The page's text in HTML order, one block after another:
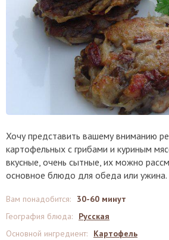
Хочу представить вашему вниманию
картофельных с грибами и куриным
вкусные, очень сытные, их можно
основное блюдо для обеда или ужина.
Вам понадобится:
30-60 минут
География блюда:
Русская
Основной ингредиент:
Картофель